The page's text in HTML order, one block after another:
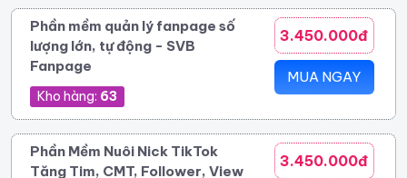
Phần mềm quản lý fanpage số
lượng lớn, tự động - SVB
Fanpage
Kho hàng: 63
3.450.000đ
MUA NGAY
Phần Mềm Nuôi Nick TikTok
Tăng Tim, CMT, Follower, View
3.450.000đ